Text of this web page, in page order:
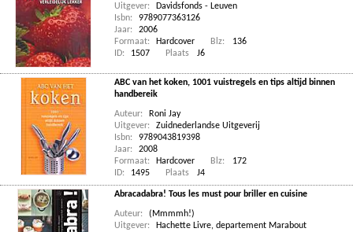
Uitgever:
Davidsfonds - Leuven
Isbn:
9789077363126
Jaar:
2006
Formaat:
Hardcover Blz:
136
ID:
1507 Plaats J6
ABC van het koken, 1001 vuistregels en tips altijd binnen
handbereik
Auteur:
Roni Jay
Uitgever:
Zuidnederlandse Uitgeverij
Isbn:
9789043819398
Jaar:
2008
Formaat:
Hardcover Blz:
172
ID:
1495 Plaats J4
Abracadabra! Tous les must pour briller en cuisine
Auteur:
(Mmmmh!)
Uitgever:
Hachette Livre, departement Marabout